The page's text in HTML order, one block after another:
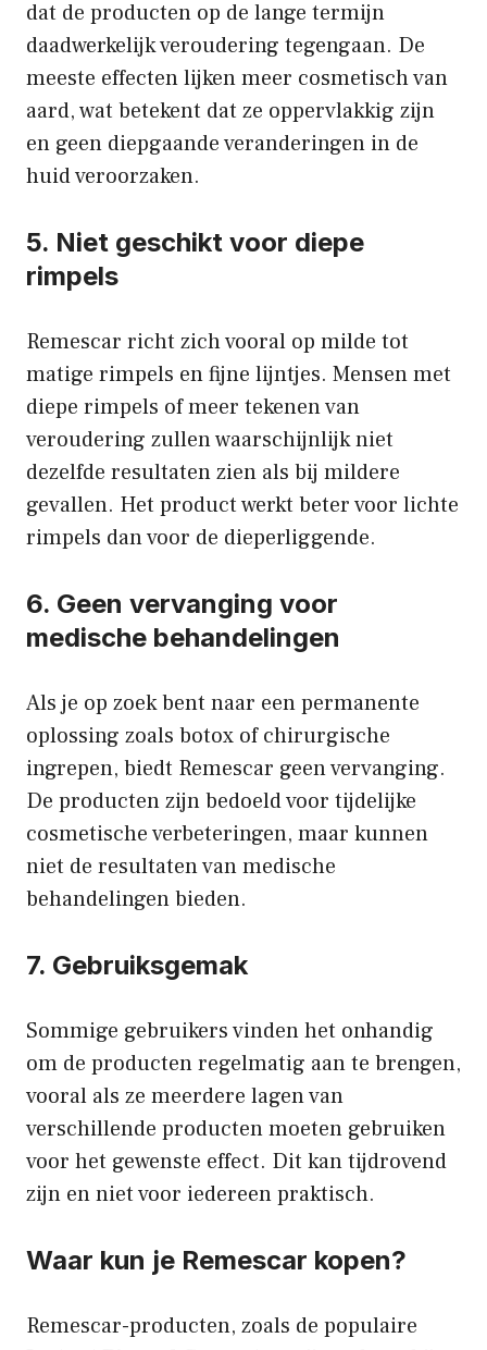
dat de producten op de lange termijn
daadwerkelijk veroudering tegengaan. De
meeste effecten lijken meer cosmetisch van
aard, wat betekent dat ze oppervlakkig zijn
en geen diepgaande veranderingen in de
huid veroorzaken.
5. Niet geschikt voor diepe
rimpels
Remescar richt zich vooral op milde tot
matige rimpels en fijne lijntjes. Mensen met
diepe rimpels of meer tekenen van
veroudering zullen waarschijnlijk niet
dezelfde resultaten zien als bij mildere
gevallen. Het product werkt beter voor lichte
rimpels dan voor de dieperliggende.
6. Geen vervanging voor
medische behandelingen
Als je op zoek bent naar een permanente
oplossing zoals botox of chirurgische
ingrepen, biedt Remescar geen vervanging.
De producten zijn bedoeld voor tijdelijke
cosmetische verbeteringen, maar kunnen
niet de resultaten van medische
behandelingen bieden.
7. Gebruiksgemak
Sommige gebruikers vinden het onhandig
om de producten regelmatig aan te brengen,
vooral als ze meerdere lagen van
verschillende producten moeten gebruiken
voor het gewenste effect. Dit kan tijdrovend
zijn en niet voor iedereen praktisch.
Waar kun je Remescar kopen?
Remescar-producten, zoals de populaire